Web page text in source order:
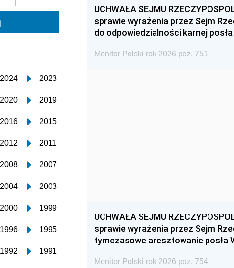
2024 2023
2020 2019
2016 2015
2012 2011
2008 2007
2004 2003
2000 1999
1996 1995
1992 1991
UCHWAŁA SEJMU
sprawie wyrażenia przez Sejm
do odpowiedzialności karnej
Monitor Polski rok 2026 poz. 751
UCHWAŁA SEJMU
sprawie wyrażenia przez Sejm
tymczasowe aresztowanie posła
Monitor Polski rok 2026 poz. 754